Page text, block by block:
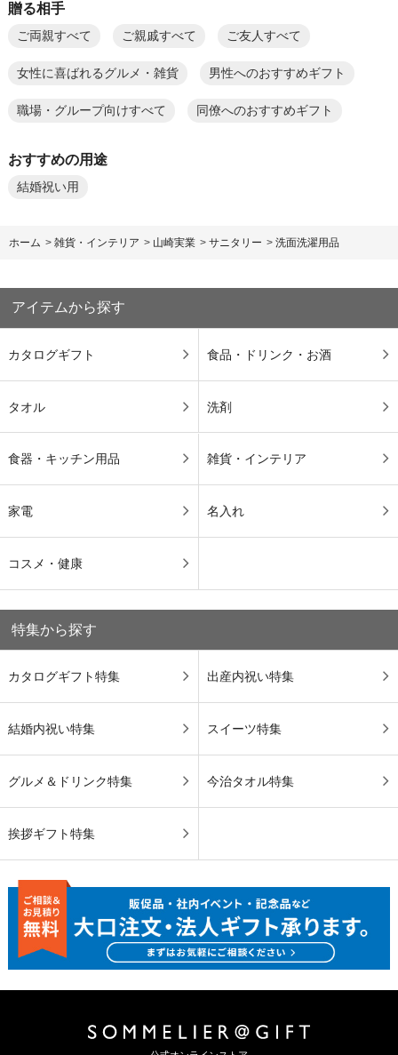
贈る相手
ご両親すべて ご親戚すべて ご友人すべて
女性に喜ばれるグルメ・雑貨 男性へのおすすめギフト
職場・グループ向けすべて 同僚へのおすすめギフト
おすすめの用途
結婚祝い用
ホーム > 雑貨・インテリア > 山崎実業 > サニタリー > 洗面洗濯用品
アイテムから探す
カタログギフト 食品・ドリンク・お酒
タオル 洗剤
食器・キッチン用品 雑貨・インテリア
家電 名入れ
コスメ・健康
特集から探す
カタログギフト特集 出産内祝い特集
結婚内祝い特集 スイーツ特集
グルメ＆ドリンク特集 今治タオル特集
挨拶ギフト特集